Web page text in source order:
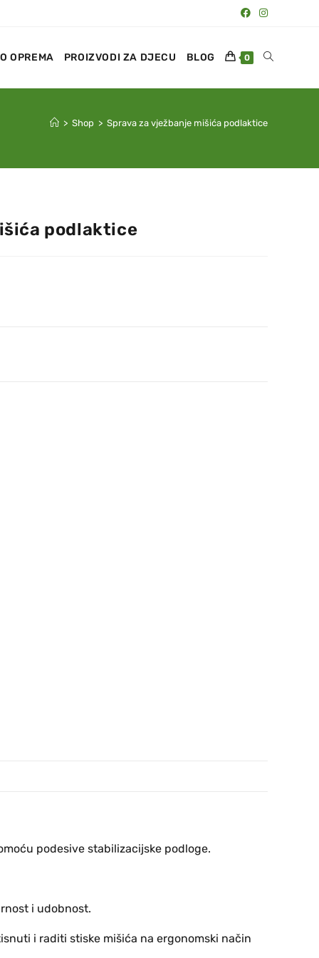
OPREMA PROIZVODI ZA DJECU BLOG 0
> Shop > Sprava za vježbanje mišića podlaktice
podlaktice
podesive stabilizacijske podloge.
i udobnost.
i raditi stiske mišića na ergonomski način